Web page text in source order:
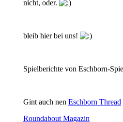
nicht, oder.
bleib hier bei uns!
Spielberichte von Eschborn-
Gint auch nen Eschborn Thread
Roundabout Magazin